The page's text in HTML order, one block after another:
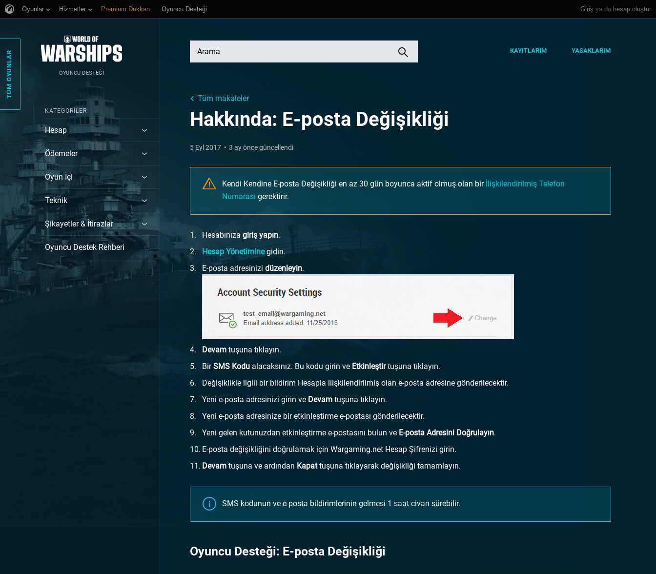
Giriş ya da hesap oluştur
Oyunlar Hizmetler Premium Dükkan Oyuncu Desteği
TÜM OYUNLAR OYUNCU DESTEĞI
KATEGORILER
Hesap
Ödemeler
Oyun İçi
Teknik
Şikayetler & İtirazlar
Oyuncu Destek Rehberi
KAYITLARIM YASAKLARIM
Tüm makaleler
Hakkında: E-posta Değişikliği
5 Eyl 2017 3 ay önce güncellendi
Kendi Kendine E-posta Değişikliği en az 30 gün boyunca aktif olmuş olan bir İlişkilendirilmiş Telefon
Numarası gerektirir.
Hesabınızagiriş yapın.
Hesap Yönetiminegidin.
E-posta adresinizidüzenleyin.
Devam tuşuna tıklayın.
BirSMS Kodu alacaksınız. Bu kodu girin ve Etkinleştirtuşuna tıklayın.
Değişiklikle ilgili bir bildirim Hesapla ilişkilendirilmiş olan e-posta adresine gönderilecektir.
Yeni e-posta adresinizi girin ve Devam tuşuna tıklayın.
Yeni e-posta adresinize bir etkinleştirme e-postası gönderilecektir.
Yeni gelen kutunuzdan etkinleştirme e-postasını bulun ve E-posta Adresini Doğrulayın.
E-posta değişikliğini doğrulamak için Wargaming.net Hesap Şifrenizi girin.
Devam tuşuna ve ardından Kapattuşuna tıklayarak değişikliği tamamlayın.
SMS kodunun ve e-posta bildirimlerinin gelmesi 1 saat civarı sürebilir.
Oyuncu Desteği: E-posta Değişikliği